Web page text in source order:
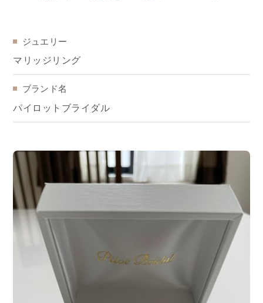
ジュエリー
マリッジリング
ブランド名
パイロットブライダル